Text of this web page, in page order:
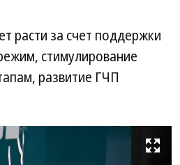
расти за счет поддержки
стимулирование
развитие ГЧП
Развернуть на весь экран